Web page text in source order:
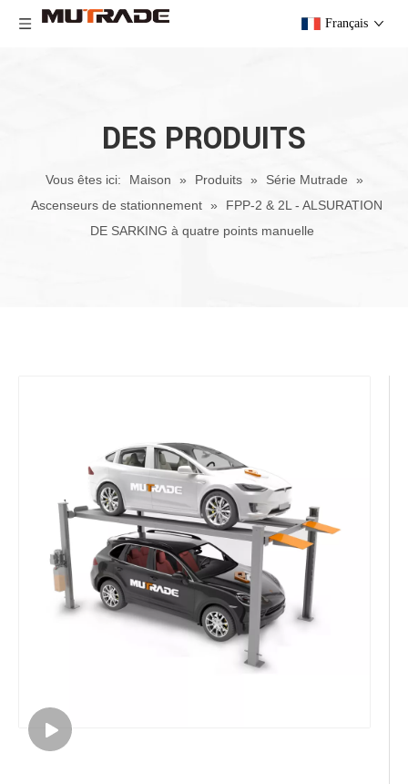
Français
DES PRODUITS
Vous êtes ici: Maison » Produits » Série Mutrade
»
Ascenseurs de stationnement »
FPP-2 & 2L - ALSURATION
DE SARKING à quatre points manuelle